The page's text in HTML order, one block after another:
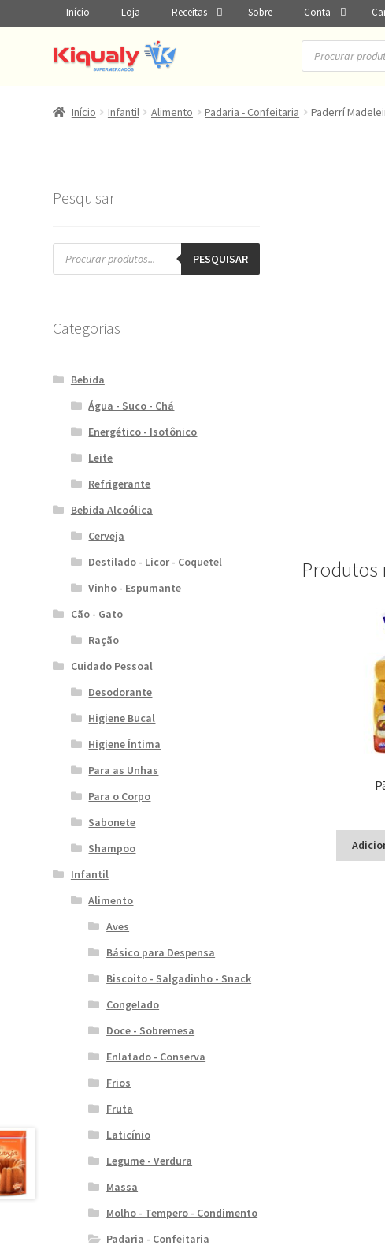
Início Loja Receitas Sobre Conta
Pesquisar
produtos
Início Infantil Alimento Padaria - Confeitaria Paderrí
Produtos
Pesquisar
Pesquisar
produtos PESQUISAR
Categorias
Bebida
Água - Suco - Chá
Energético - Isotônico
Leite
Refrigerante
Bebida Alcoólica
Cerveja
Destilado - Licor - Coquetel
Vinho - Espumante
Cão - Gato
Ração
Cuidado Pessoal
Desodorante
Higiene Bucal
Higiene Íntima
Para as Unhas
Para o Corpo
Sabonete
Shampoo
Infantil
Alimento
Aves
Básico para Despensa
Biscoito - Salgadinho - Snack
Congelado
Doce - Sobremesa
Enlatado - Conserva
Frios
Fruta
Laticínio
Legume - Verdura
Massa
Molho - Tempero - Condimento
Padaria - Confeitaria